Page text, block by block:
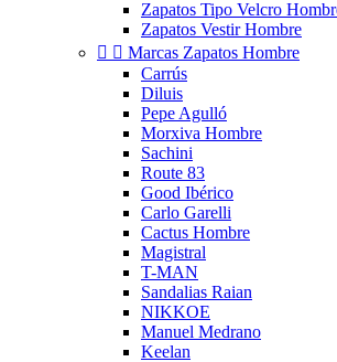
Zapatos Tipo Velcro
Zapatos Vestir Hombre
  Marcas Zapatos Hombre
Carrús
Diluis
Pepe Agulló
Morxiva Hombre
Sachini
Route 83
Good Ibérico
Carlo Garelli
Cactus Hombre
Magistral
T-MAN
Sandalias Raian
NIKKOE
Manuel Medrano
Keelan